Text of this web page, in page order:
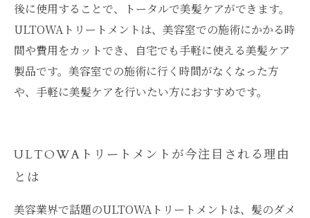
後に使用することで、トータルで美髪ケアができます。
ULTOWAトリートメントは、美容室での施術にかかる時
間や費用をカットでき、自宅でも手軽に使える美髪ケア
製品です。美容室での施術に行く時間がなくなった方
や、手軽に美髪ケアを行いたい方におすすめです。
ULTOWAトリートメントが今注目される理由
とは
美容業界で話題のULTOWAトリートメントは、髪のダメ